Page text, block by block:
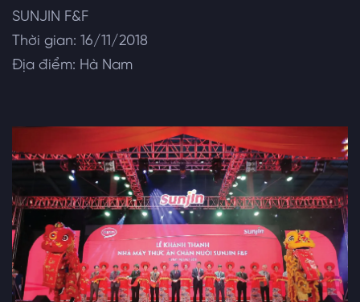
SUNJIN F&F
Thời gian: 16/11/2018
Địa điểm: Hà Nam